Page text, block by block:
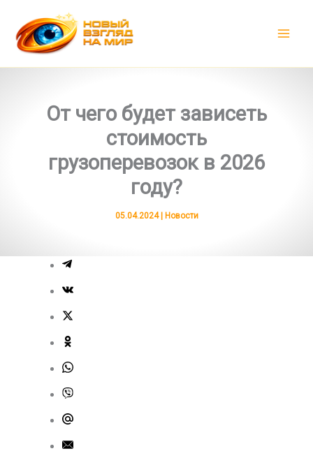
содержимому
От чего будет зависеть
стоимость
грузоперевозок в 2026
году?
05.04.2024 | Новости